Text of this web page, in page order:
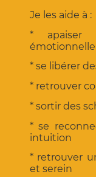
Je les aide à :
* apaiser
émotionnelle
* se libérer
* retrouver
* sortir des
* se
intuition
* retrouver
et serein